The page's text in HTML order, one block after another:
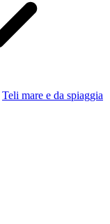
Teli mare e da spiaggia